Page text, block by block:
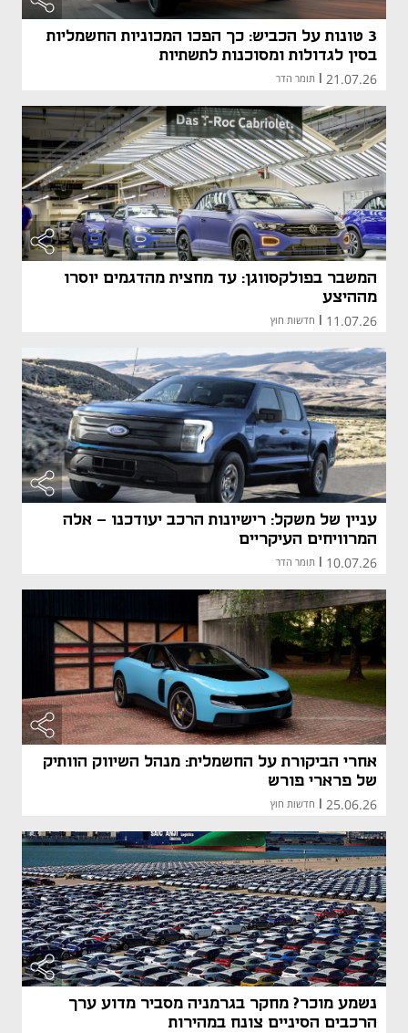
3 טונות על הכביש: כך הפכו המכוניות החשמליות
בסין לגדולות ומסוכנות לתשתיות
21.07.26 תומר הדר
המשבר בפולקסווגן: עד מחצית מהדגמים יוסרו
מההיצע
11.07.26 חדשות חוץ
עניין של משקל: רישיונות הרכב יעודכנו - אלה
המרוויחים העיקריים
10.07.26 תומר הדר
אחרי הביקורת על החשמלית: מנהל השיווק הוותיק
של פרארי פורש
25.06.26
| חדשות חוץ
נשמע מוכר? מחקר בגרמניה מסביר מדוע ערך
הרכבים הסיניים צונח במהירות